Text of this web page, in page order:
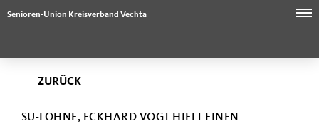
Senioren-Union Kreisverband Vechta
ZURÜCK
SU-LOHNE, ECKHARD VOGT HIELT EINEN